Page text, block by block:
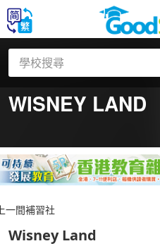
WISNEY LAND
一間補習社
Wisney Land